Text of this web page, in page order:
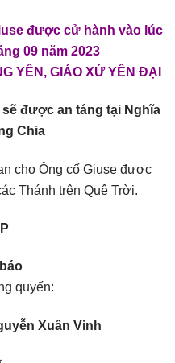
được cử hành vào lúc
09 năm 2023
YÊN, GIÁO XỨ YÊN ĐẠI
được an táng tại Nghĩa
Chia
cho Ông cố Giuse được
Thánh trên Quê Trời.
quyến:
Xuân Vinh